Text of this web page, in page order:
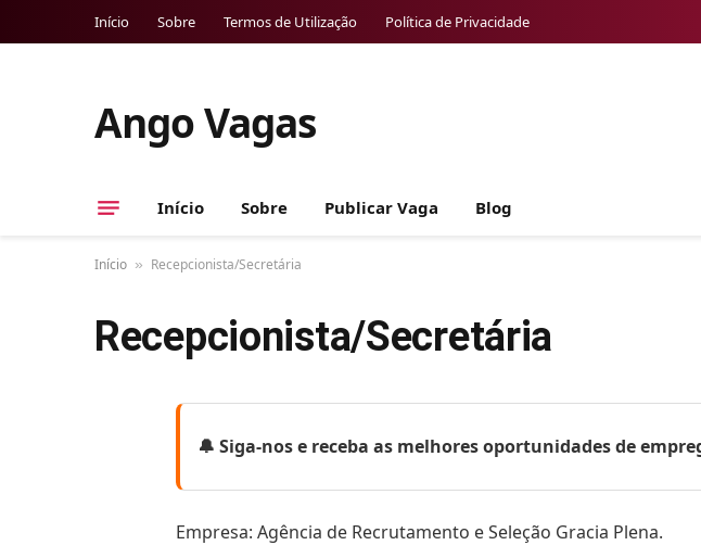
Início Sobre Termos de Utilização Política de Privacidade
Ango Vagas
Início Sobre Publicar Vaga Blog
Início » Recepcionista/Secretária
Recepcionista/Secretária
🔔 Siga-nos e receba as melhores oportunidades de
Empresa: Agência de Recrutamento e Seleção Gracia Plena.